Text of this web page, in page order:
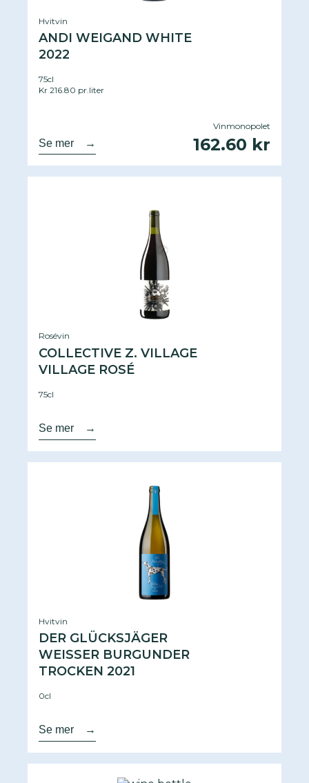
Hvitvin
ANDI WEIGAND WHITE
2022
75cl
Kr 216.80 pr.liter
Se mer →
Vinmonopolet
162.60 kr
Rosévin
COLLECTIVE Z. VILLAGE
VILLAGE ROSÉ
75cl
Se mer →
Hvitvin
DER GLÜCKSJÄGER
WEISSER BURGUNDER
TROCKEN 2021
0cl
Se mer →